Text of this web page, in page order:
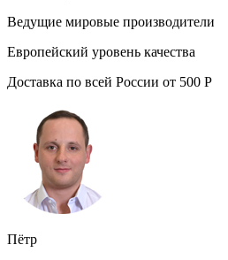
Ведущие мировые производители
Европейский уровень качества
Доставка по всей России от 500 Р
Пётр